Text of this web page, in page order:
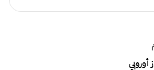
أوروبي